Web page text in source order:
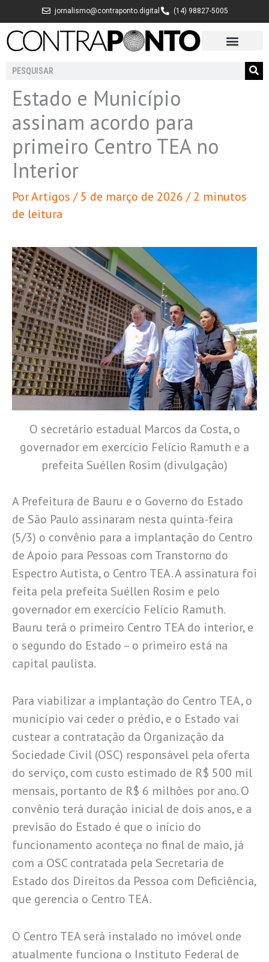
para
jornalismo@contraponto.digital (14) 98827-5005
Pesquisar
Estado e Município
assinam acordo para
primeiro Centro TEA no
Interior
PorArtigos /5 de março de 2026 /2 minutos
de leitura
O secretário estadual Marcos da Costa, o
governador em exercício Felício Ramuth e a
prefeita Suéllen Rosim (divulgação)
A Prefeitura de Bauru e o Governo do Estado
de São Paulo assinaram nesta quinta-feira
(5/3) o convênio para a implantação do Centro
de Apoio para Pessoas com Transtorno do
Espectro Autista, o Centro TEA. A assinatura foi
feita pela prefeita Suéllen Rosim e pelo
governador em exercício Felício Ramuth.
Bauru terá o primeiro Centro TEA do interior, e
o segundo do Estado – o primeiro está na
capital paulista.
Para viabilizar a implantação do Centro TEA, o
município vai ceder o prédio, e o Estado vai
custear a contratação da Organização da
Sociedade Civil (OSC) responsável pela oferta
do serviço, com custo estimado de R$ 500 mil
mensais, portanto de R$ 6 milhões por ano. O
convênio terá duração inicial de dois anos, e a
previsão do Estado é que o início do
funcionamento aconteça no final de maio, já
com a OSC contratada pela Secretaria de
Estado dos Direitos da Pessoa com Deficiência,
que gerencia o Centro TEA.
O Centro TEA será instalado no imóvel onde
atualmente funciona o Instituto Federal de